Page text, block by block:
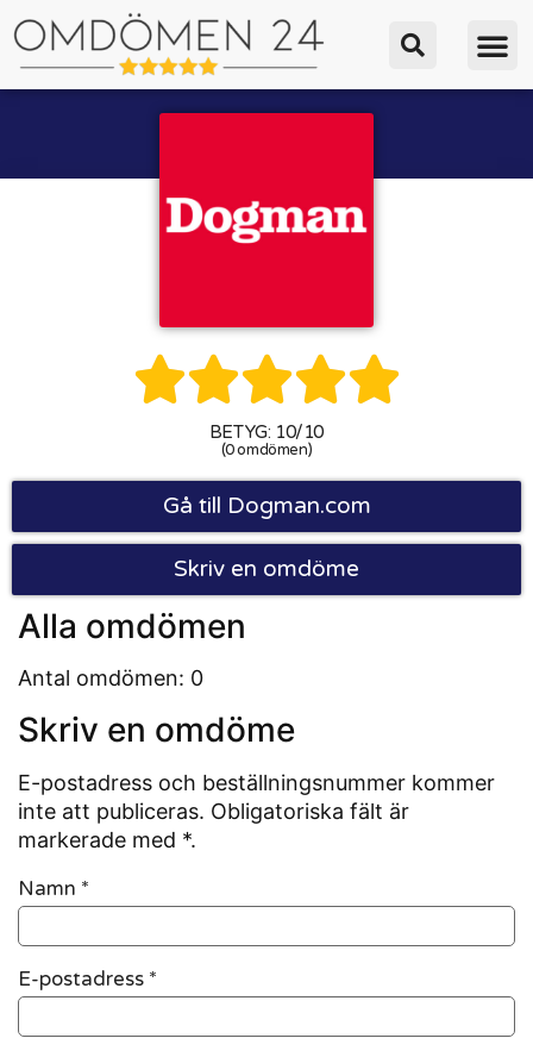

BETYG: 10/10
(0 omdömen)
Gå till Dogman.com
Skriv en omdöme
Alla omdömen
Antal omdömen: 0
Skriv en omdöme
E-postadress och beställningsnummer kommer
inte att publiceras. Obligatoriska fält är
markerade med *.
Namn *
E-postadress *